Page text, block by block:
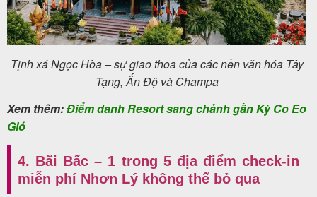
Tịnh xá Ngọc Hòa – sự giao thoa của các nền văn hóa Tây
Tạng, Ấn Độ và Champa
Xem thêm:Điểm danh Resort sang chảnh gần Kỳ Co Eo
Gió
4. Bãi Bấc – 1 trong 5 địa điểm check-in
miễn phí Nhơn Lý không thể bỏ qua